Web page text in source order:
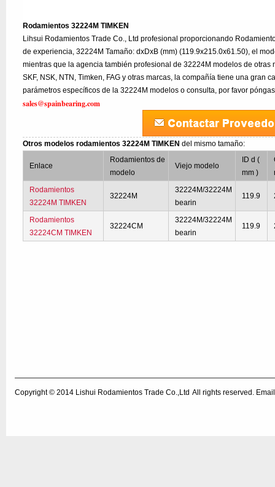
Rodamientos 32224M TIMKEN
Lihsui Rodamientos Trade Co., Ltd profesional proporcionando
de experiencia, 32224M Tamaño: dxDxB (mm) (119.9x215.0x61.50), el
mientras que la agencia también profesional de 32224M modelos de otras
SKF, NSK, NTN, Timken, FAG y otras marcas, la compañía tiene una gran
parámetros específicos de la 32224M modelos o consulta, por favor
sales@spainbearing.com
Otros modelos rodamientos 32224M TIMKENdel mismo tamaño:
Enlace
Rodamientos de
modelo
Viejo modelo
ID d (
mm )
Rodamientos
32224M TIMKEN
32224M
32224M/32224M
bearin
119.9
Rodamientos
32224CM TIMKEN
32224CM
32224M/32224M
bearin
119.9
Copyright © 2014 Lishui Rodamientos Trade Co.,Ltd All rights reserved.